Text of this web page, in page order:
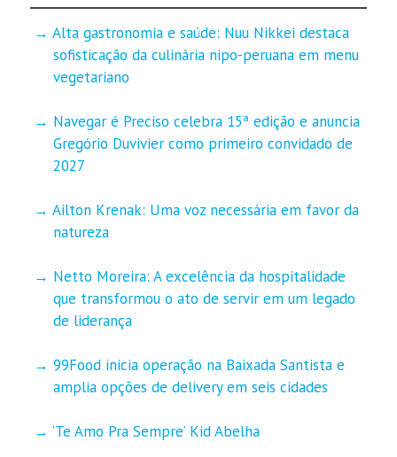
Alta gastronomia e saúde: Nuu Nikkei destaca
sofisticação da culinária nipo-peruana em menu
vegetariano
Navegar é Preciso celebra 15ª edição e anuncia
Gregório Duvivier como primeiro convidado de
2027
Ailton Krenak: Uma voz necessária em favor da
natureza
Netto Moreira: A excelência da hospitalidade
que transformou o ato de servir em um legado
de liderança
99Food inicia operação na Baixada Santista e
amplia opções de delivery em seis cidades
‘Te Amo Pra Sempre’ Kid Abelha